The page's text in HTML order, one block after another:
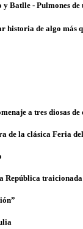
y Batlle - Pulmones
historia de algo más
a tres diosas de
de la clásica Feria
República traicionada